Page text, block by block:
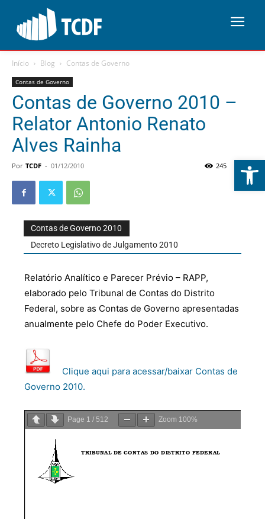
Abrir
Início Blog Contas de Governo
Contas de Governo
Contas de Governo 2010 –
Relator Antonio Renato
Alves Rainha
Por TCDF - 01/12/2010 0
245
Contas de Governo 2010
Decreto Legislativo de Julgamento 2010
Relatório Analítico e Parecer Prévio – RAPP,
elaborado pelo Tribunal de Contas do Distrito
Federal, sobre as Contas de Governo apresentadas
anualmente pelo Chefe do Poder Executivo.
Clique aqui para acessar/baixar Contas de
Governo 2010.
Page 1 / 512 Zoom 100%